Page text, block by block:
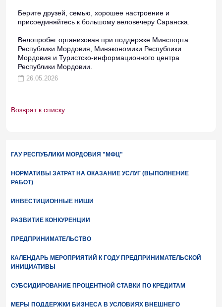
ГАУ РЕСПУБЛИКИ МОРДОВИЯ "МФЦ"
НОРМАТИВЫ ЗАТРАТ НА ОКАЗАНИЕ УСЛУГ (ВЫПОЛНЕНИЕ
РАБОТ)
ИНВЕСТИЦИОННЫЕ НИШИ
РАЗВИТИЕ КОНКУРЕНЦИИ
ПРЕДПРИНИМАТЕЛЬСТВО
КАЛЕНДАРЬ МЕРОПРИЯТИЙ К ГОДУ ПРЕДПРИНИМАТЕЛЬСКОЙ
ИНИЦИАТИВЫ
СУБСИДИРОВАНИЕ ПРОЦЕНТНОЙ СТАВКИ ПО КРЕДИТАМ
МЕРЫ ПОДДЕРЖКИ БИЗНЕСА В УСЛОВИЯХ ВНЕШНЕГО
Берите друзей, семью, хорошее настроение и
присоединяйтесь к большому веловечеру Саранска.
Велопробег организован при поддержке Минспорта
Республики Мордовия, Минэкономики Республики
Мордовия и Туристско-информационного центра
Республики Мордовии.
26.05.2026
Возврат к списку